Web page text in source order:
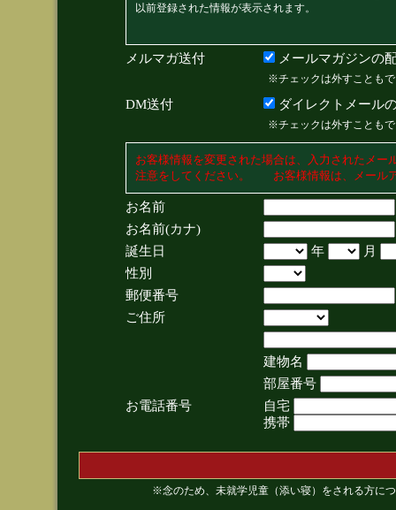
以前登録された情報が表示されます。
メルマガ送付 メールマガジンの
※チェックは外すことも
DM送付 ダイレクトメール
※チェックは外すことも
お客様情報を変更された場合は、入力されたメ
注意をしてください。 お客様情報は、メール
お名前
お名前(カナ)
誕生日
年
月
性別
郵便番号
ご住所
建物名
部屋番号
お電話番号
自宅
携帯
※念のため、未就学児童（添い寝）をされる方に